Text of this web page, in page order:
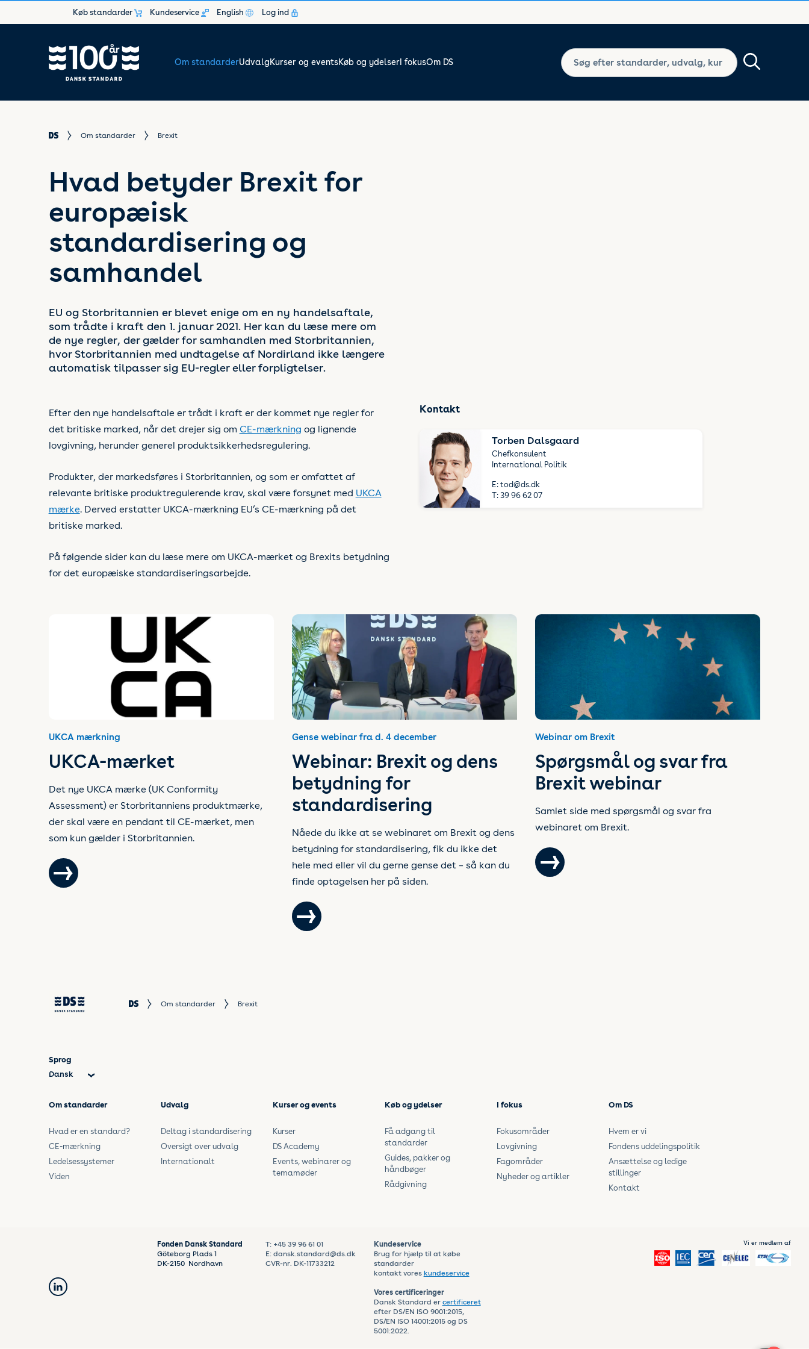
Køb standarder Kundeservice English Log ind
Om standarderUdvalgKurser og eventsKøb og ydelserI fokusOm DS
Om standarder Brexit
Hvad betyder Brexit for
europæisk
standardisering og
samhandel
EU og Storbritannien er blevet enige om en ny handelsaftale,
som trådte i kraft den 1. januar 2021. Her kan du læse mere om
de nye regler, der gælder for samhandlen med Storbritannien,
hvor Storbritannien med undtagelse af Nordirland ikke længere
automatisk tilpasser sig EU-regler eller forpligtelser.
Efter den nye handelsaftale er trådt i kraft er der kommet nye regler for
det britiske marked, når det drejer sig om CE-mærkning og lignende
lovgivning, herunder generel produktsikkerhedsregulering.
Produkter, der markedsføres i Storbritannien, og som er omfattet af
relevante britiske produktregulerende krav, skal være forsynet med UKCA
mærke. Derved erstatter UKCA-mærkning EU’s CE-mærkning på det
britiske marked.
På følgende sider kan du læse mere om UKCA-mærket og Brexits betydning
for det europæiske standardiseringsarbejde.
Kontakt
Torben Dalsgaard
Chefkonsulent
International Politik
E: tod@ds.dk
T: 39 96 62 07
UKCA mærkning
UKCA-mærket
Det nye UKCA mærke (UK Conformity
Assessment) er Storbritanniens produktmærke,
der skal være en pendant til CE-mærket, men
som kun gælder i Storbritannien.
Gense webinar fra d. 4 december
Webinar: Brexit og dens
betydning for
standardisering
Nåede du ikke at se webinaret om Brexit og dens
betydning for standardisering, fik du ikke det
hele med eller vil du gerne gense det – så kan du
finde optagelsen her på siden.
Webinar om Brexit
Spørgsmål og svar fra
Brexit webinar
Samlet side med spørgsmål og svar fra
webinaret om Brexit.
Om standarder Brexit
Sprog
Dansk
Om standarder
Hvad er en standard?
CE-mærkning
Ledelsessystemer
Viden
Udvalg
Deltag i standardisering
Oversigt over udvalg
Internationalt
Kurser og events
Kurser
DS Academy
Events, webinarer og
temamøder
Køb og ydelser
Få adgang til
standarder
Guides, pakker og
håndbøger
Rådgivning
I fokus
Fokusområder
Lovgivning
Fagområder
Nyheder og artikler
Om DS
Hvem er vi
Fondens uddelingspolitik
Ansættelse og ledige
stillinger
Kontakt
Fonden Dansk Standard
Göteborg Plads 1
DK-2150 Nordhavn
T: +45 39 96 61 01
E: dansk.standard@ds.dk
CVR-nr. DK-11733212
Kundeservice
Brug for hjælp til at købe
standarder
kontakt vores kundeservice
Vores certificeringer
Dansk Standard er certificeret
efter DS/EN ISO 9001:2015,
DS/EN ISO 14001:2015 og DS
5001:2022.
Vi er medlem af